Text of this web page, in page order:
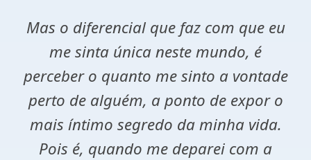
Mas o diferencial que faz com que eu
me sinta única neste mundo, é
perceber o quanto me sinto a vontade
perto de alguém, a ponto de expor o
mais íntimo segredo da minha vida.
Pois é, quando me deparei com a